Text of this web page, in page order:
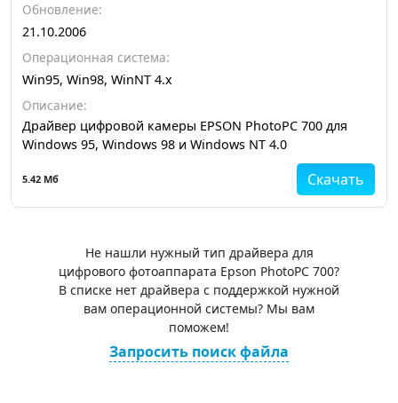
Обновление:
21.10.2006
Операционная система:
Win95, Win98, WinNT 4.x
Описание:
Драйвер цифровой камеры EPSON PhotoPC 700 для
Windows 95, Windows 98 и Windows NT 4.0
Скачать
5.42 Мб
Не нашли нужный тип драйвера для
цифрового фотоаппарата Epson PhotoPC 700?
В списке нет драйвера с поддержкой нужной
вам операционной системы? Мы вам
поможем!
Запросить поиск файла